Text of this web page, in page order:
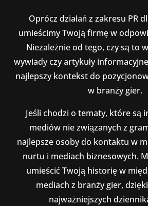
Oprócz działań z zakresu PR
umieścimy Twoją firmę w
Niezależnie od tego, czy są to
wywiady czy artykuły
najlepszy kontekst do
w branży gier.
Jeśli chodzi o tematy, które są
mediów nie związanych z
najlepsze osoby do kontaktu w
nurtu i mediach biznesowych.
umieścić Twoją historię w
mediach z branży gier,
najważniejszych